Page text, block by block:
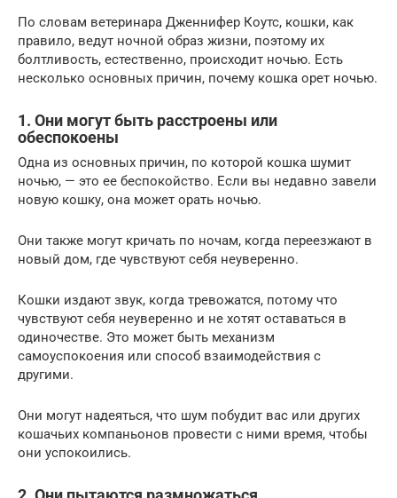
По словам ветеринара Дженнифер Коутс, кошки, как
правило, ведут ночной образ жизни, поэтому их
болтливость, естественно, происходит ночью. Есть
несколько основных причин, почему кошка орет ночью.
1. Они могут быть расстроены или
обеспокоены
Одна из основных причин, по которой кошка шумит
ночью, — это ее беспокойство. Если вы недавно завели
новую кошку, она может орать ночью.
Они также могут кричать по ночам, когда переезжают в
новый дом, где чувствуют себя неуверенно.
Кошки издают звук, когда тревожатся, потому что
чувствуют себя неуверенно и не хотят оставаться в
одиночестве. Это может быть механизм
самоуспокоения или способ взаимодействия с
другими.
Они могут надеяться, что шум побудит вас или других
кошачьих компаньонов провести с ними время, чтобы
они успокоились.